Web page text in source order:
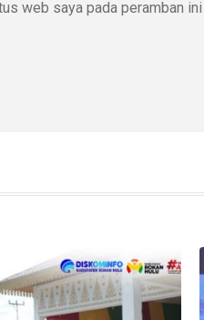
web saya pada peramban